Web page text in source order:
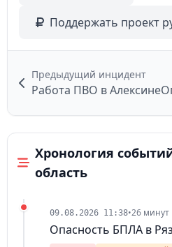
Поддержать проект
Предыдущий инцидент
Работа ПВО в Алексине
Хронология
область
09.08.2026 11:38•26 минут
Опасность БПЛА в